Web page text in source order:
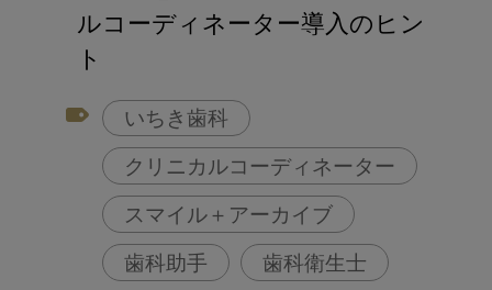
ルコーディネーター導入のヒン
ト
いちき歯科
クリニカルコーディネーター
スマイル＋アーカイブ
歯科助手 歯科衛生士